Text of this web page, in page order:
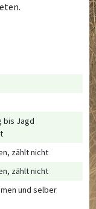
bis Jagd
zählt nicht
zählt nicht
und selber